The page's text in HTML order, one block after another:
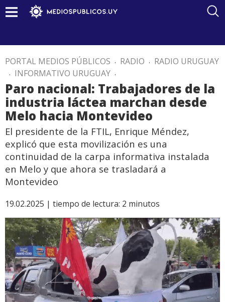
PORTAL MEDIOS PÚBLICOS . RADIO . RADIO URUGUAY
. INFORMATIVO URUGUAY .
Paro nacional: Trabajadores de la
industria láctea marchan desde
Melo hacia Montevideo
El presidente de la FTIL, Enrique Méndez,
explicó que esta movilización es una
continuidad de la carpa informativa instalada
en Melo y que ahora se trasladará a
Montevideo
19.02.2025 | tiempo de lectura: 2 minutos